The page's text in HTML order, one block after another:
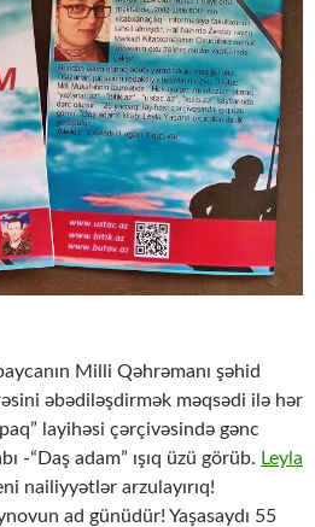
Milli Qəhrəmanı şəhid
əbədiləşdirmək məqsədi ilə hər
layihəsi çərçivəsində gənc
-“Daş adam” ışıq üzü görüb. Leyla
nailiyyətlər arzulayırıq!
ad günüdür! Yaşasaydı 55